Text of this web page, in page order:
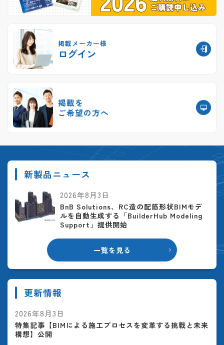
掲載メーカー様
ログイン
掲載を
ご希望の方へ
新製品ニュース
一覧を見る
2026年8月3日
BnB Solutions、RC造の配筋形状BIMモデ
ルを自動生成する「BuilderHub Modeling
Support」提供開始
更新情報
2026年8月3日
特集記事【BIMによる施工プロセスを変革する挑戦と未来
構想】公開